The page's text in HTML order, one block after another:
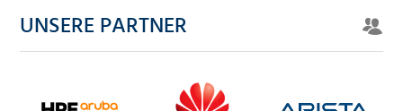
UNSERE PARTNER